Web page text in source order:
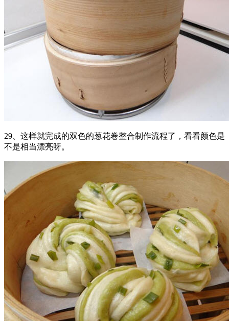
29、这样就完成的双色的葱花卷整合制作流程了，看看颜色是
不是相当漂亮呀。